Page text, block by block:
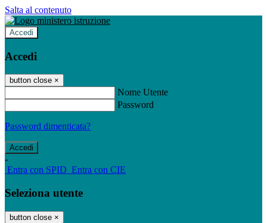
Salta al contenuto
Accedi
Accedi
button close ×
Nome Utente
Password
Password dimenticata?
-
Entra con SPID Entra con CIE
Seleziona utente
button close ×